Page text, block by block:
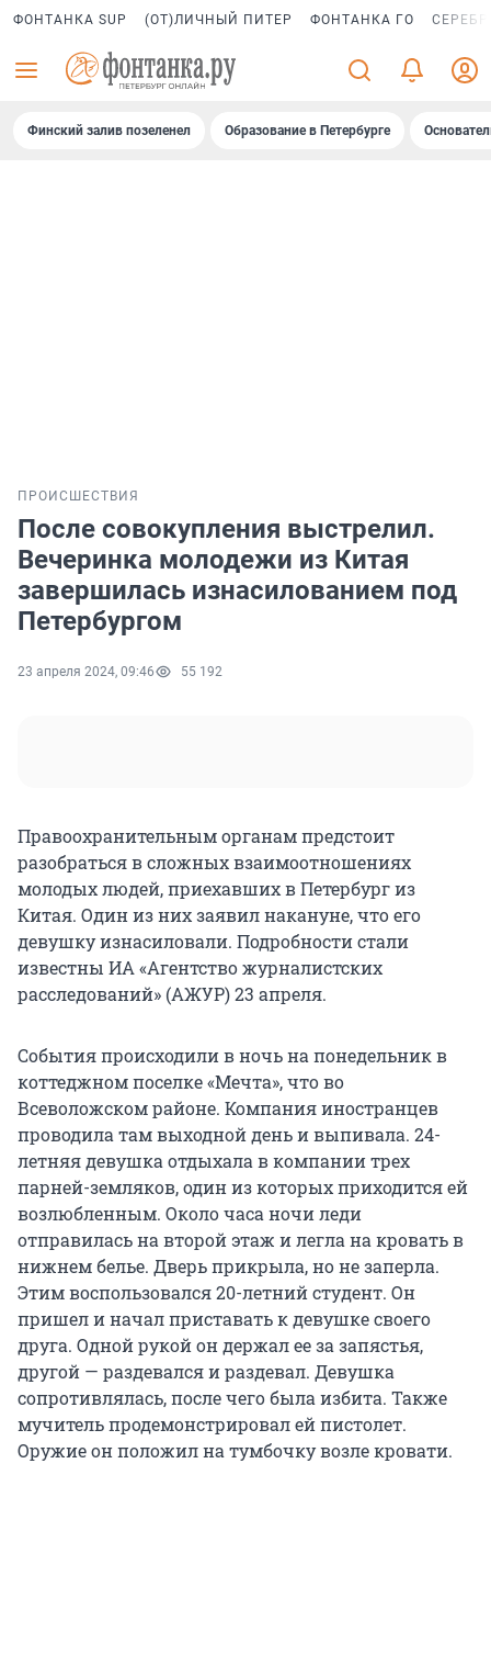
ФОНТАНКА SUP (ОТ)ЛИЧНЫЙ ПИТЕР ФОНТАНКА ГО
Финский залив позеленел Образование в Петербурге
ПРОИСШЕСТВИЯ
После совокупления выстрелил.
Вечеринка молодежи из Китая
завершилась изнасилованием под
Петербургом
23 апреля 2024, 09:46 55 192
Правоохранительным органам предстоит
разобраться в сложных взаимоотношениях
молодых людей, приехавших в Петербург из
Китая. Один из них заявил накануне, что его
девушку изнасиловали. Подробности стали
известны ИА «Агентство журналистских
расследований» (АЖУР) 23 апреля.
События происходили в ночь на понедельник в
коттеджном поселке «Мечта», что во
Всеволожском районе. Компания иностранцев
проводила там выходной день и выпивала. 24-
летняя девушка отдыхала в компании трех
парней-земляков, один из которых приходится ей
возлюбленным. Около часа ночи леди
отправилась на второй этаж и легла на кровать в
нижнем белье. Дверь прикрыла, но не заперла.
Этим воспользовался 20-летний студент. Он
пришел и начал приставать к девушке своего
друга. Одной рукой он держал ее за запястья,
другой — раздевался и раздевал. Девушка
сопротивлялась, после чего была избита. Также
мучитель продемонстрировал ей пистолет.
Оружие он положил на тумбочку возле кровати.